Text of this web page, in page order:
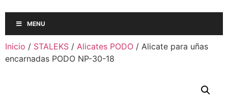
MENU
Inicio / STALEKS / Alicates PODO / Alicate para uñas
encarnadas PODO NP-30-18